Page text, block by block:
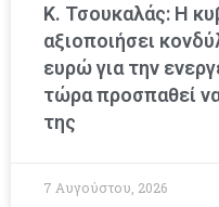
Κ. Τσουκαλάς: Η
αξιοποιήσει
ευρώ για την
τώρα προσπαθεί
της
7 Αυγούστου, 2026